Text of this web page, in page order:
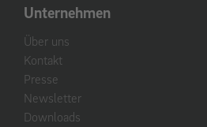
Unternehmen
Über uns
Kontakt
Presse
Newsletter
Downloads